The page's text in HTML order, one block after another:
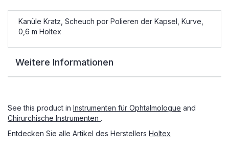
Kanüle Kratz, Scheuch por Polieren der Kapsel, Kurve,
0,6 m Holtex
Weitere Informationen
See this product in Instrumenten für Ophtalmologue and
Chirurchische Instrumenten .
Entdecken Sie alle Artikel des Herstellers Holtex